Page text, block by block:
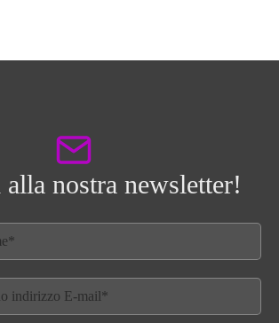
nostra newsletter!